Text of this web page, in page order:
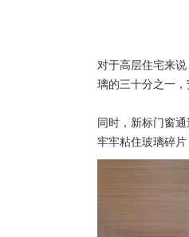
对于高层住宅来
璃的三十分之一，
同时，新标门窗
牢牢粘住玻璃碎